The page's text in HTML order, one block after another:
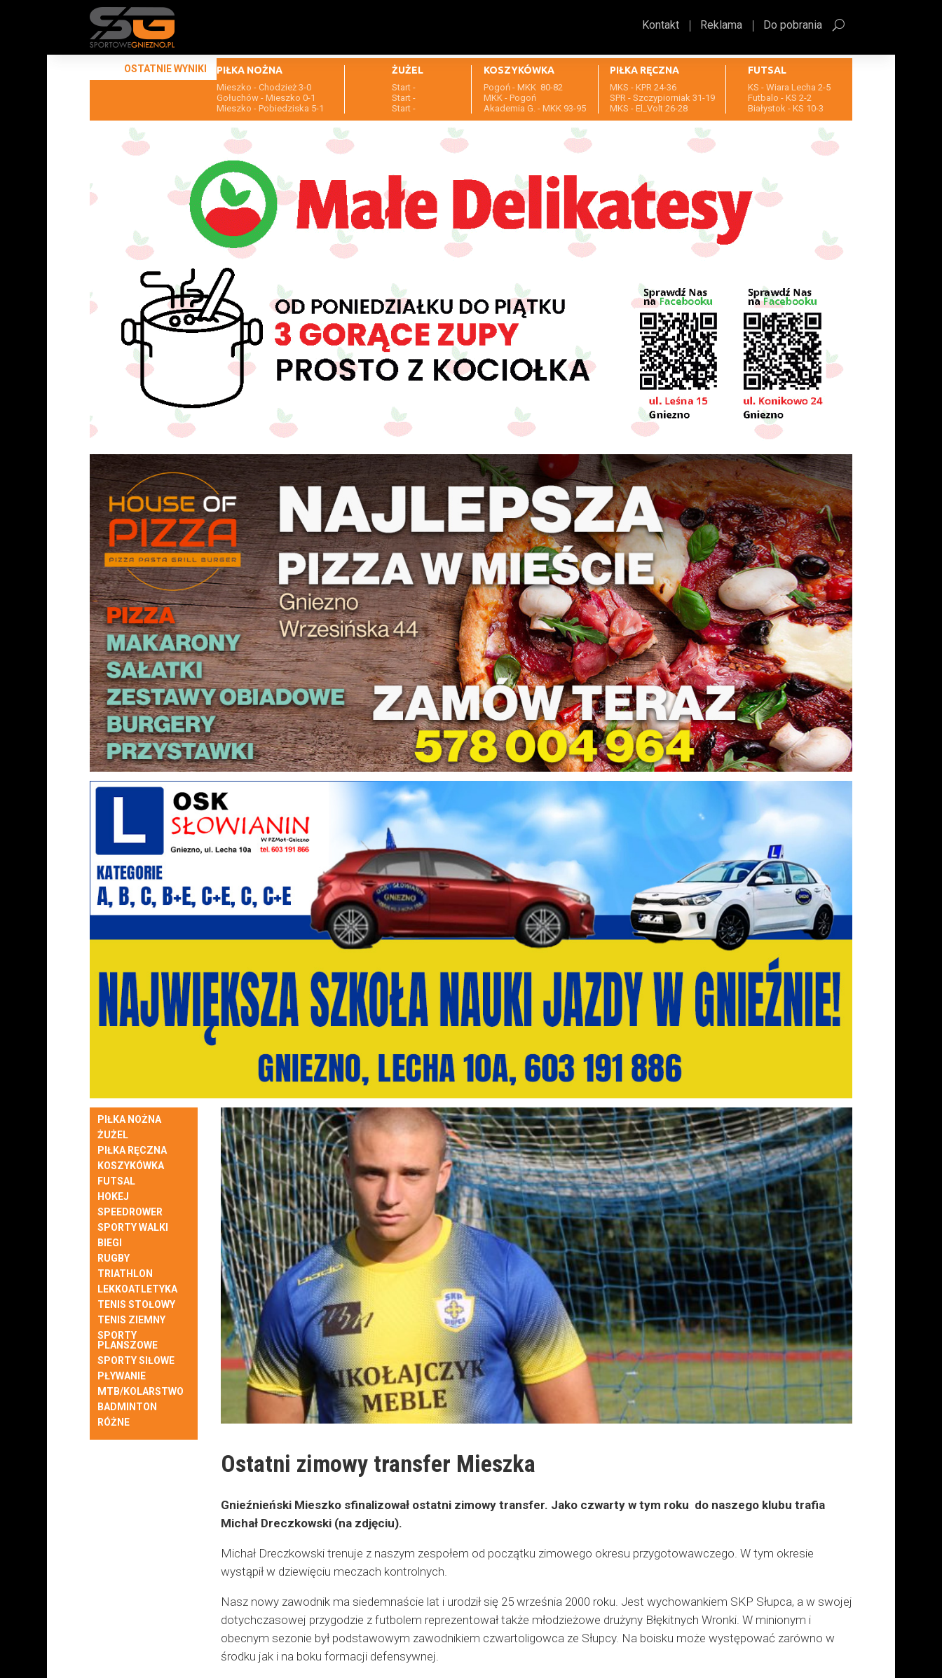
Kontakt Reklama Do pobrania
OSTATNIE WYNIKI PIŁKA NOŻNA
Mieszko - Chodzież 3-0
Gołuchów - Mieszko 0-1
Mieszko - Pobiedziska 5-1
ŻUŻEL
Start -
Start -
Start -
KOSZYKÓWKA
Pogoń - MKK 80-82
MKK - Pogoń
Akademia G. - MKK 93-95
PIŁKA RĘCZNA
MKS - KPR 24-36
SPR - Szczypiorniak 31-19
MKS - El_Volt 26-28
FUTSAL
KS - Wiara Lecha 2-5
Futbalo - KS 2-2
Białystok - KS 10-3
PIŁKA NOŻNA
ŻUŻEL
PIŁKA RĘCZNA
KOSZYKÓWKA
FUTSAL
HOKEJ
SPEEDROWER
SPORTY WALKI
BIEGI
RUGBY
TRIATHLON
LEKKOATLETYKA
TENIS STOŁOWY
TENIS ZIEMNY
SPORTY
PLANSZOWE
SPORTY SIŁOWE
PŁYWANIE
MTB/KOLARSTWO
BADMINTON
RÓŻNE
Ostatni zimowy transfer Mieszka
Gnieźnieński Mieszko sfinalizował ostatni zimowy transfer. Jako czwarty w tym roku do naszego klubu trafia
Michał Dreczkowski (na zdjęciu).
Michał Dreczkowski trenuje z naszym zespołem od początku zimowego okresu przygotowawczego. W tym okresie
wystąpił w dziewięciu meczach kontrolnych.
Nasz nowy zawodnik ma siedemnaście lat i urodził się 25 września 2000 roku. Jest wychowankiem SKP Słupca, a w swojej
dotychczasowej przygodzie z futbolem reprezentował także młodzieżowe drużyny Błękitnych Wronki. W minionym i
obecnym sezonie był podstawowym zawodnikiem czwartoligowca ze Słupcy. Na boisku może występować zarówno w
środku jak i na boku formacji defensywnej.